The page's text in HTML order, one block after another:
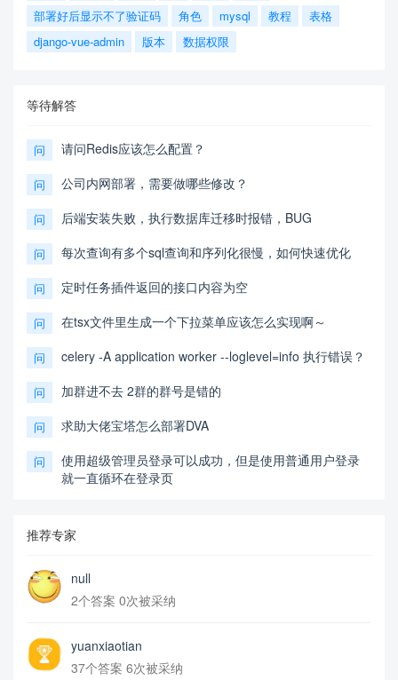
部署好后显示不了验证码
角色 mysql 教程
表格
django-vue-admin
版本 数据权限
等待解答
问 请问Redis应该怎么配置？
问 公司内网部署，需要做哪些修改？
问 后端安装失败，执行数据库迁移时报错，BUG
问 每次查询有多个sql查询和序列化很慢，如何快速优化
问 定时任务插件返回的接口内容为空
问 在tsx文件里生成一个下拉菜单应该怎么实现啊～
问 celery -A application worker --loglevel=info 执行错误？
问 加群进不去 2群的群号是错的
问 求助大佬宝塔怎么部署DVA
问
使用超级管理员登录可以成功，但是使用普通用户登录
就一直循环在登录页
推荐专家
null
2个答案 0次被采纳
yuanxiaotian
37个答案 6次被采纳